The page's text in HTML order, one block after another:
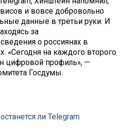
и вовсе добровольно
данные в третьи руки. И
за
о россиянах в
«Сегодня на каждого второго
цифровой профиль», —
Госдумы.
ли Telegram